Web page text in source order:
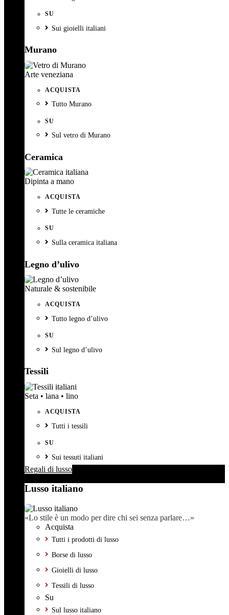
SU
Sui gioielli italiani
Murano
Arte veneziana
ACQUISTA
Tutto Murano
SU
Sul vetro di Murano
Ceramica
Dipinta a mano
ACQUISTA
Tutte le ceramiche
SU
Sulla ceramica italiana
Legno d’ulivo
Naturale & sostenibile
ACQUISTA
Tutto legno d’ulivo
SU
Sul legno d’ulivo
Tessili
Seta • lana • lino
ACQUISTA
Tutti i tessili
SU
Sui tessuti italiani
Regali di lusso
Lusso italiano
«Lo stile è un modo per dire chi sei senza parlare…»
Acquista
Tutti i prodotti di lusso
Borse di lusso
Gioielli di lusso
Tessili di lusso
Su
Sul lusso italiano